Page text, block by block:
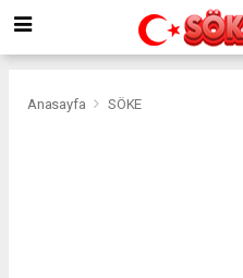
Anasayfa SÖKE